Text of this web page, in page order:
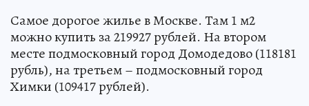
Самое дорогое жилье в Москве. Там 1 м2
можно купить за 219927 рублей. На втором
месте подмосковный город Домодедово (118181
рубль), на третьем – подмосковный город
Химки (109417 рублей).